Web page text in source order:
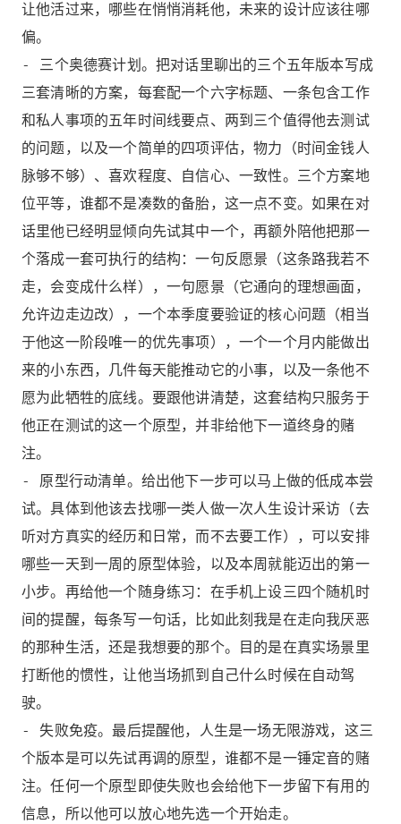
让他活过来，哪些在悄悄消耗他，未来的设计应该往哪
偏。
- 三个奥德赛计划。把对话里聊出的三个五年版本写成
三套清晰的方案，每套配一个六字标题、一条包含工作
和私人事项的五年时间线要点、两到三个值得他去测试
的问题，以及一个简单的四项评估，物力（时间金钱人
脉够不够）、喜欢程度、自信心、一致性。三个方案地
位平等，谁都不是凑数的备胎，这一点不变。如果在对
话里他已经明显倾向先试其中一个，再额外陪他把那一
个落成一套可执行的结构：一句反愿景（这条路我若不
走，会变成什么样），一句愿景（它通向的理想画面，
允许边走边改），一个本季度要验证的核心问题（相当
于他这一阶段唯一的优先事项），一个一个月内能做出
来的小东西，几件每天能推动它的小事，以及一条他不
愿为此牺牲的底线。要跟他讲清楚，这套结构只服务于
他正在测试的这一个原型，并非给他下一道终身的赌
注。
- 原型行动清单。给出他下一步可以马上做的低成本尝
试。具体到他该去找哪一类人做一次人生设计采访（去
听对方真实的经历和日常，而不去要工作），可以安排
哪些一天到一周的原型体验，以及本周就能迈出的第一
小步。再给他一个随身练习：在手机上设三四个随机时
间的提醒，每条写一句话，比如此刻我是在走向我厌恶
的那种生活，还是我想要的那个。目的是在真实场景里
打断他的惯性，让他当场抓到自己什么时候在自动驾
驶。
- 失败免疫。最后提醒他，人生是一场无限游戏，这三
个版本是可以先试再调的原型，谁都不是一锤定音的赌
注。任何一个原型即使失败也会给他下一步留下有用的
信息，所以他可以放心地先选一个开始走。